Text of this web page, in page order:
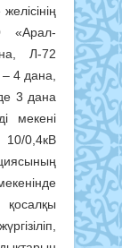
«Арал-
Л-72
4 дана,
3 дана
мекені
0,4кВ